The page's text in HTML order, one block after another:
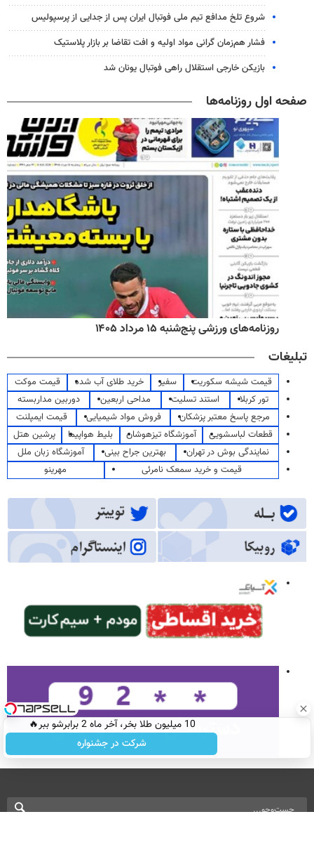
شروع تلخ مدافع تیم ملی فوتبال ایران پس از جدایی از پرسپولیس
فشار هم‌زمان گرانی مواد اولیه و افت تقاضا بر بازار پلاستیک
بازیکن خارجی استقلال راهی فوتبال یونان شد
صفحه اول روزنامه‌ها
روزنامه‌های ورزشی پنج‌شنبه ۱۵ مرداد ۱۴۰۵
تبلیغات
قیمت شیشه سکوریت سفیر خرید طلای آب شده
قیمت موکت
تور کربلا
استند تسلیت مداحی اربعین
دوربین مداربسته
مرجع پاسخ معتبر پزشکان
فروش مواد شیمیایی
قیمت ایمپلنت
قطعات لباسشویی
آموزشگاه تیزهوشان بلیط هواپیما
پرشین هتل
نمایندگی بوش در تهران
بهترین جراح بینی
آموزشگاه زبان ملل
قیمت و خرید سمعک نامرئی
مهرینو
10 میلیون طلا بخر، آخر ماه 2 برابرشو ببر🔥
شرکت در جشنواره